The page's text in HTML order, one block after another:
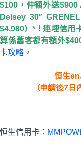
$100，仲額外送
Delsey 30″
$4,980）*！連埋信用
算係舊客都有額外
卡攻略 。
恒生
（申請後7日
恒生信用卡：